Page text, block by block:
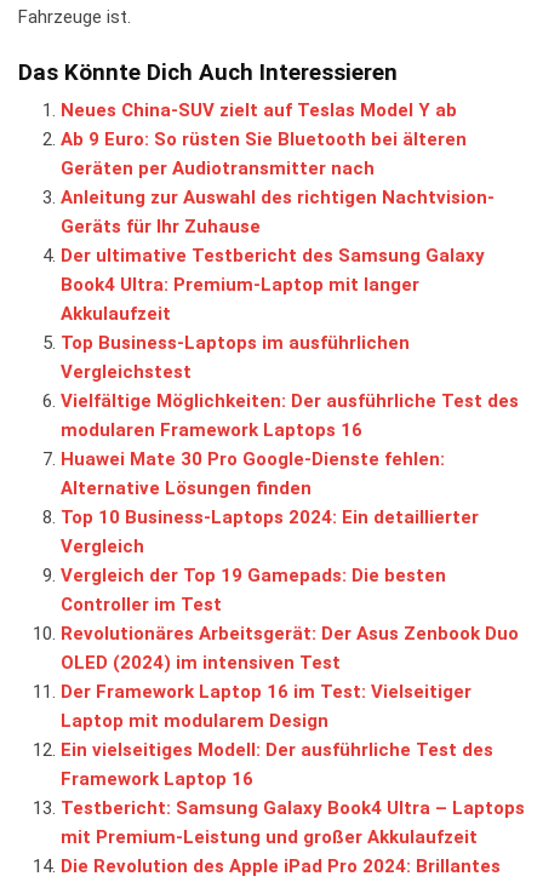
Fahrzeuge ist.
Das Könnte Dich Auch Interessieren
Neues China-SUV zielt auf Teslas Model Y ab
Ab 9 Euro: So rüsten Sie Bluetooth bei älteren
Geräten per Audiotransmitter nach
Anleitung zur Auswahl des richtigen Nachtvision-
Geräts für Ihr Zuhause
Der ultimative Testbericht des Samsung Galaxy
Book4 Ultra: Premium-Laptop mit langer
Akkulaufzeit
Top Business-Laptops im ausführlichen
Vergleichstest
Vielfältige Möglichkeiten: Der ausführliche Test des
modularen Framework Laptops 16
Huawei Mate 30 Pro Google-Dienste fehlen:
Alternative Lösungen finden
Top 10 Business-Laptops 2024: Ein detaillierter
Vergleich
Vergleich der Top 19 Gamepads: Die besten
Controller im Test
Revolutionäres Arbeitsgerät: Der Asus Zenbook Duo
OLED (2024) im intensiven Test
Der Framework Laptop 16 im Test: Vielseitiger
Laptop mit modularem Design
Ein vielseitiges Modell: Der ausführliche Test des
Framework Laptop 16
Testbericht: Samsung Galaxy Book4 Ultra – Laptops
mit Premium-Leistung und großer Akkulaufzeit
Die Revolution des Apple iPad Pro 2024: Brillantes